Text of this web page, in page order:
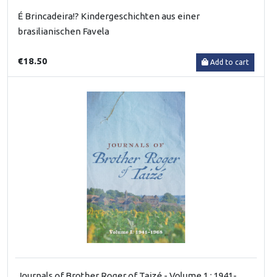
É Brincadeira!? Kindergeschichten aus einer
brasilianischen Favela
€18.50 Add to cart